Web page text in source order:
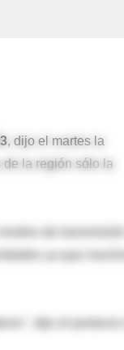
, dijo el martes la
la región sólo la